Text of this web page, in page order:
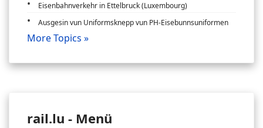
Eisenbahnverkehr in Ettelbruck (Luxembourg)
Ausgesin vun Uniformsknepp vun PH-Eisebunnsuniformen
More Topics »
rail.lu - Menü